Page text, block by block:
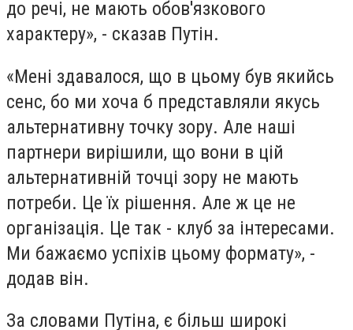
до речі, не мають обов'язкового
характеру», - сказав Путін.
«Мені здавалося, що в цьому був якийсь
сенс, бо ми хоча б представляли якусь
альтернативну точку зору. Але наші
партнери вирішили, що вони в цій
альтернативній точці зору не мають
потреби. Це їх рішення. Але ж це не
організація. Це так - клуб за інтересами.
Ми бажаємо успіхів цьому формату», -
додав він.
За словами Путіна, є більш широкі